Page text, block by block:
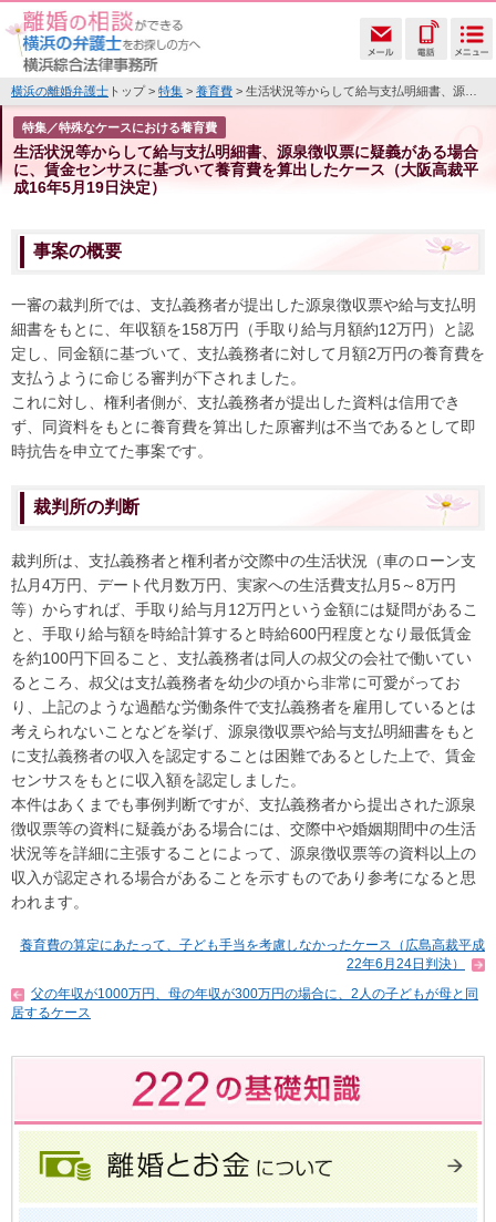
横浜の離婚弁護士 トップ > 特集 > 養育費 > 生活状況等からして給与支払明細書、源泉徴収票に疑義がある場合に、賃金センサスに基づいて養育費を算出したケース（大阪高裁平成16年5月19日決定）
特集／特殊なケースにおける養育費
生活状況等からして給与支払明細書、源泉徴収票に疑義がある場合
に、賃金センサスに基づいて養育費を算出したケース（大阪高裁平
成16年5月19日決定）
事案の概要
一審の裁判所では、支払義務者が提出した源泉徴収票や給与支払明
細書をもとに、年収額を158万円（手取り給与月額約12万円）と認
定し、同金額に基づいて、支払義務者に対して月額2万円の養育費を
支払うように命じる審判が下されました。
これに対し、権利者側が、支払義務者が提出した資料は信用でき
ず、同資料をもとに養育費を算出した原審判は不当であるとして即
時抗告を申立てた事案です。
裁判所の判断
裁判所は、支払義務者と権利者が交際中の生活状況（車のローン支
払月4万円、デート代月数万円、実家への生活費支払月5～8万円
等）からすれば、手取り給与月12万円という金額には疑問があるこ
と、手取り給与額を時給計算すると時給600円程度となり最低賃金
を約100円下回ること、支払義務者は同人の叔父の会社で働いてい
るところ、叔父は支払義務者を幼少の頃から非常に可愛がってお
り、上記のような過酷な労働条件で支払義務者を雇用しているとは
考えられないことなどを挙げ、源泉徴収票や給与支払明細書をもと
に支払義務者の収入を認定することは困難であるとした上で、賃金
センサスをもとに収入額を認定しました。
本件はあくまでも事例判断ですが、支払義務者から提出された源泉
徴収票等の資料に疑義がある場合には、交際中や婚姻期間中の生活
状況等を詳細に主張することによって、源泉徴収票等の資料以上の
収入が認定される場合があることを示すものであり参考になると思
われます。
養育費の算定にあたって、子ども手当を考慮しなかったケース（広島高裁平成
22年6月24日判決）
父の年収が1000万円、母の年収が300万円の場合に、2人の子どもが母と同
居するケース